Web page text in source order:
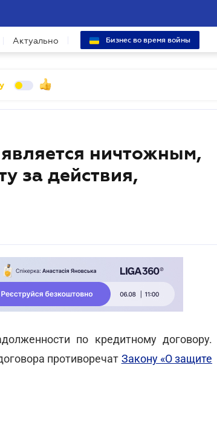
Актуально Бизнес во время войны
ничтожным,
за действия,
по кредитному договору.
противоречат Закону «О защите